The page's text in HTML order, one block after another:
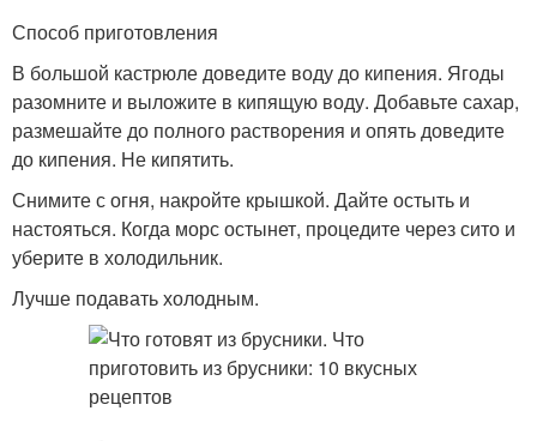
Способ приготовления
В большой кастрюле доведите воду до кипения. Ягоды
разомните и выложите в кипящую воду. Добавьте сахар,
размешайте до полного растворения и опять доведите
до кипения. Не кипятить.
Снимите с огня, накройте крышкой. Дайте остыть и
настояться. Когда морс остынет, процедите через сито и
уберите в холодильник.
Лучше подавать холодным.